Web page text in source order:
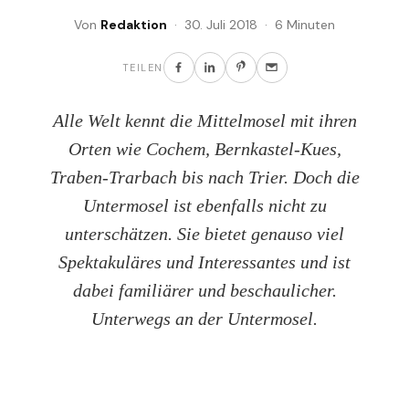
Von Redaktion · 30. Juli 2018 · 6 Minuten
TEILEN
Alle Welt kennt die Mittelmosel mit ihren
Orten wie Cochem, Bernkastel-Kues,
Traben-Trarbach bis nach Trier. Doch die
Untermosel ist ebenfalls nicht zu
unterschätzen. Sie bietet genauso viel
Spektakuläres und Interessantes und ist
dabei familiärer und beschaulicher.
Unterwegs an der Untermosel.